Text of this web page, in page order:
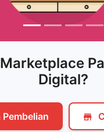
Digital?
Pembelian store